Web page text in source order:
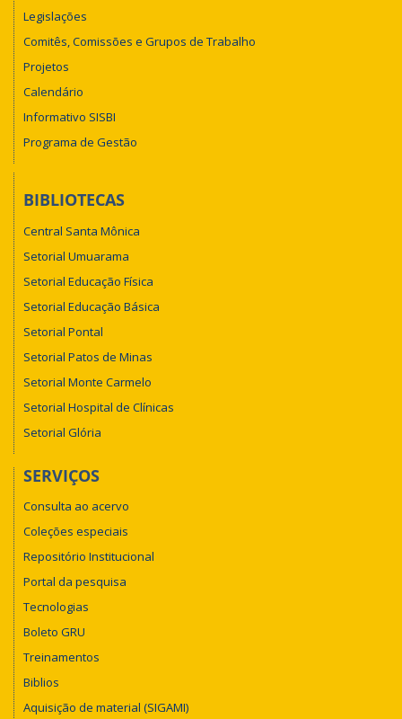
Legislações
Comitês, Comissões e Grupos de Trabalho
Projetos
Calendário
Informativo SISBI
Programa de Gestão
BIBLIOTECAS
Central Santa Mônica
Setorial Umuarama
Setorial Educação Física
Setorial Educação Básica
Setorial Pontal
Setorial Patos de Minas
Setorial Monte Carmelo
Setorial Hospital de Clínicas
Setorial Glória
SERVIÇOS
Consulta ao acervo
Coleções especiais
Repositório Institucional
Portal da pesquisa
Tecnologias
Boleto GRU
Treinamentos
Biblios
Aquisição de material (SIGAMI)